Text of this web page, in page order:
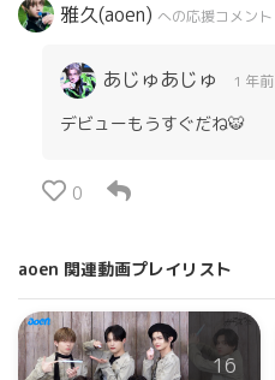
雅久(aoen) への応援コメント
あじゅあじゅ 1 年前
デビューもうすぐだね🐯
0
aoen 関連動画プレイリスト
16